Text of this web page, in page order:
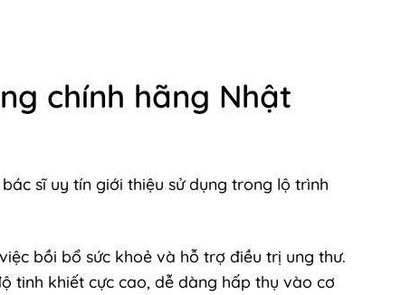
chính hãng Nhật
sĩ uy tín giới thiệu sử dụng trong lộ trình
bồi bổ sức khoẻ và hỗ trợ điều trị ung thư.
tinh khiết cực cao, dễ dàng hấp thụ vào cơ